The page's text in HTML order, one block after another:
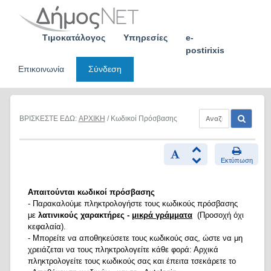
Τιμοκατάλογος Υπηρεσίες
e-
postirixis
Επικοινωνία
Σύνδεση
ΒΡΙΣΚΕΣΤΕ ΕΔΩ: ΑΡΧΙΚΗ / Κωδικοί Πρόσβασης
Εκτύπωση
Απαιτούνται κωδικοί πρόσβασης
- Παρακαλούμε πληκτρολογήστε τους κωδικούς πρόσβασης
με λατινικούς χαρακτήρες - μικρά γράμματα (Προσοχή όχι
κεφαλαία).
- Μπορείτε να αποθηκεύσετε τους κωδικούς σας, ώστε να μη
χρειάζεται να τους πληκτρολογείτε κάθε φορά: Αρχικά
πληκτρολογείτε τους κωδικούς σας και έπειτα τσεκάρετε το